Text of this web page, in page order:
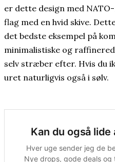
er dette design med
flag med en hvid skive.
det bedste eksempel på
minimalistiske og
selv stræber efter. Hvis du
uret naturligvis også i sølv.
Kan du også
Hver uge sender jeg de
Nye drops, gode deals